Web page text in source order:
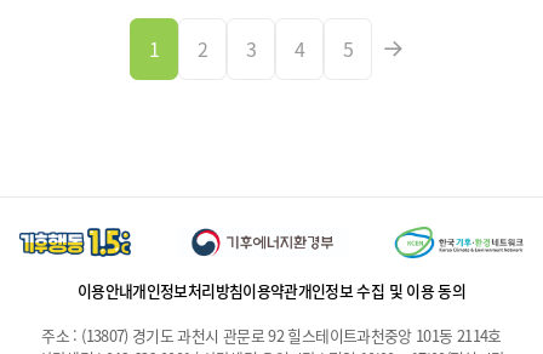
1 2 3 4 5
이용안내개인정보처리방침이용약관개인정보 수집 및 이용 동의
주소 : (13807) 경기도 과천시 관문로 92 힐스테이트과천중앙 101동 2114호